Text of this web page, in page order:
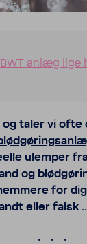
anlæg lige
taler vi ofte
ulemper
og
for
eller falsk
.